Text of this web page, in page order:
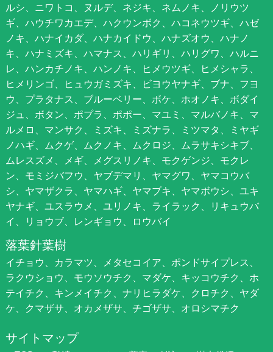
ルシ、ニワトコ、ヌルデ、ネジキ、ネムノキ、ノリウツ
ギ、ハウチワカエデ、ハクウンボク、ハコネウツギ、ハゼ
ノキ、ハナイカダ、ハナカイドウ、ハナズオウ、ハナノ
キ、ハナミズキ、ハマナス、ハリギリ、ハリグワ、ハルニ
レ、ハンカチノキ、ハンノキ、ヒメウツギ、ヒメシャラ、
ヒメリンゴ、ヒュウガミズキ、ビヨウヤナギ、ブナ、フヨ
ウ、プラタナス、ブルーベリー、ボケ、ホオノキ、ボダイ
ジュ、ボタン、ポプラ、ポポー、マユミ、マルバノキ、マ
ルメロ、マンサク、ミズキ、ミズナラ、ミツマタ、ミヤギ
ノハギ、ムクゲ、ムクノキ、ムクロジ、ムラサキシキブ、
ムレスズメ、メギ、メグスリノキ、モクゲンジ、モクレ
ン、モミジバフウ、ヤブデマリ、ヤマグワ、ヤマコウバ
シ、ヤマザクラ、ヤマハギ、ヤマブキ、ヤマボウシ、ユキ
ヤナギ、ユスラウメ、ユリノキ、ライラック、リキュウバ
イ、リョウブ、レンギョウ、ロウバイ
落葉針葉樹
イチョウ、カラマツ、メタセコイア、ポンドサイプレス、
ラクウショウ、モウソウチク、マダケ、キッコウチク、ホ
テイチク、キンメイチク、ナリヒラダケ、クロチク、ヤダ
ケ、クマザサ、オカメザサ、チゴザサ、オロシマチク
サイトマップ